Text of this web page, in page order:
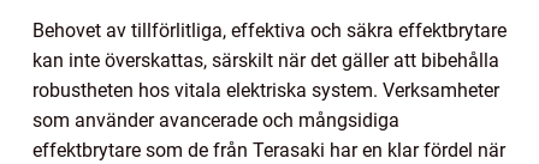
Behovet av tillförlitliga, effektiva och säkra effektbrytare
kan inte överskattas, särskilt när det gäller att bibehålla
robustheten hos vitala elektriska system. Verksamheter
som använder avancerade och mångsidiga
effektbrytare som de från Terasaki har en klar fördel när